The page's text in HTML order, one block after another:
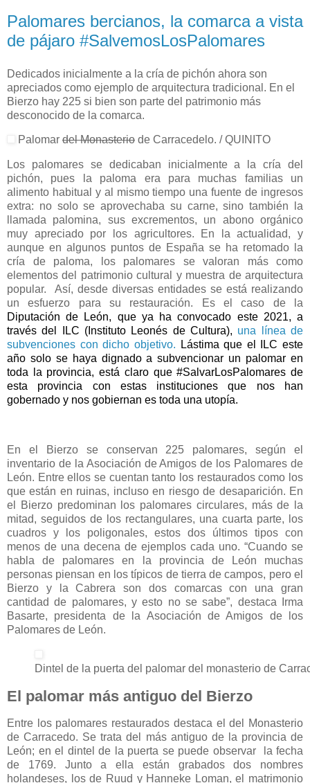
Palomares bercianos, la comarca a vista
de pájaro #SalvemosLosPalomares
Dedicados inicialmente a la cría de pichón ahora son
apreciados como ejemplo de arquitectura tradicional. En el
Bierzo hay 225 si bien son parte del patrimonio más
desconocido de la comarca.
Palomar del Monasterio de Carracedelo. / QUINITO
Los palomares se dedicaban inicialmente a la cría del
pichón, pues la paloma era para muchas familias un
alimento habitual y al mismo tiempo una fuente de ingresos
extra: no solo se aprovechaba su carne, sino también la
llamada palomina, sus excrementos, un abono orgánico
muy apreciado por los agricultores. En la actualidad, y
aunque en algunos puntos de España se ha retomado la
cría de paloma, los palomares se valoran más como
elementos del patrimonio cultural y muestra de arquitectura
popular. Así, desde diversas entidades se está realizando
un esfuerzo para su restauración. Es el caso de la
Diputación de León, que ya ha convocado este 2021, a
través del ILC (Instituto Leonés de Cultura), una línea de
subvenciones con dicho objetivo. Lástima que el ILC este
año solo se haya dignado a subvencionar un palomar en
toda la provincia, está claro que #SalvarLosPalomares de
esta provincia con estas instituciones que nos han
gobernado y nos gobiernan es toda una utopía.
En el Bierzo se conservan 225 palomares, según el
inventario de la Asociación de Amigos de los Palomares de
León. Entre ellos se cuentan tanto los restaurados como los
que están en ruinas, incluso en riesgo de desaparición. En
el Bierzo predominan los palomares circulares, más de la
mitad, seguidos de los rectangulares, una cuarta parte, los
cuadros y los poligonales, estos dos últimos tipos con
menos de una decena de ejemplos cada uno. “Cuando se
habla de palomares en la provincia de León muchas
personas piensan en los típicos de tierra de campos, pero el
Bierzo y la Cabrera son dos comarcas con una gran
cantidad de palomares, y esto no se sabe”, destaca Irma
Basarte, presidenta de la Asociación de Amigos de los
Palomares de León.
Dintel de la puerta del palomar del monasterio de
El palomar más antiguo del Bierzo
Entre los palomares restaurados destaca el del Monasterio
de Carracedo. Se trata del más antiguo de la provincia de
León; en el dintel de la puerta se puede observar la fecha
de 1769. Junto a ella están grabados dos nombres
holandeses, los de Ruud y Hanneke Loman, el matrimonio